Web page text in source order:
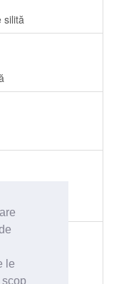
le
scop
silită
pentru a